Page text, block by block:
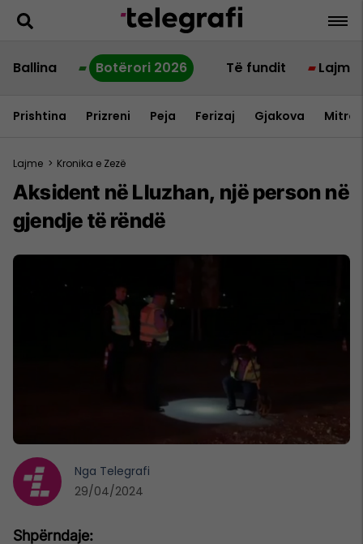
Ballina Botërori 2026 Të fundit Lajme
Prishtina Prizreni Peja Ferizaj Gjakova
Lajme > Kronika e Zezë
Aksident në Lluzhan, një person në
gjendje të rëndë
Nga Telegrafi
29/04/2024